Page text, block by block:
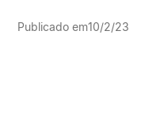
Publicado em10/2/23